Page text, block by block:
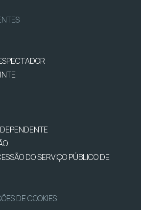
DO SERVIÇO PÚBLICO DE
DE COOKIES